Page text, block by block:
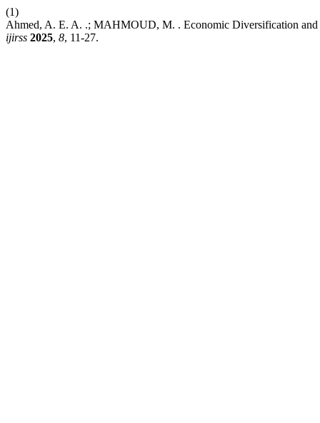
(1)
Ahmed, A. E. A. .; MAHMOUD, M. . Economic Diversification and
ijirss 2025, 8, 11-27.